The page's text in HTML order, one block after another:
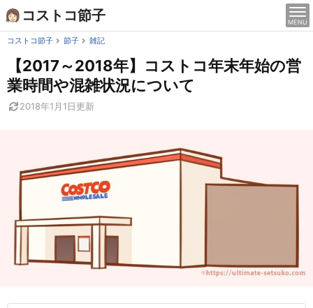
Skip
to
content
コストコ節子 MENU
コストコ節子 節子 雑記
【2017～2018年】コストコ年末年始の営
業時間や混雑状況について
2018年1月1日更新